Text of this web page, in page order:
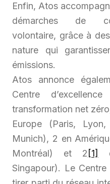
Enfin, Atos
démarches de
volontaire, grâce à
nature qui
émissions.
Atos annonce
Centre
transformation net
Europe (Paris,
Munich), 2 en
Montréal) et 2 [1]
Singapour). Le